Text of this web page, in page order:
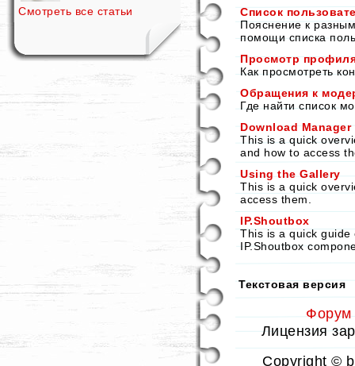
Смотреть все статьи
Список
Пояснение к
помощи списка
Просмотр
Как просмотреть
Обращения к
Где найти список
Download Manager
This is a quick
and how to access
Using the Gallery
This is a quick
access them.
IP.Shoutbox
This is a quick
IP.Shoutbox
Текстовая версия
Форум
Лицензия
Copyright ©